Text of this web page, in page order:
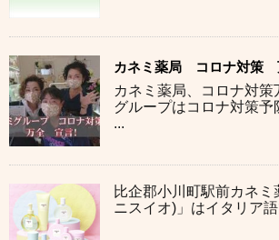
カネミ薬局 コロナ対策
カネミ薬局、コロナ対策
グループはコロナ対策予
...
比企郡小川町駅前カネ
ニスイオ)」はイタリア